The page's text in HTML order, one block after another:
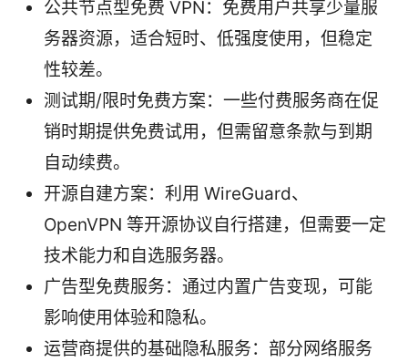
公共节点型免费 VPN：免费用户共享少量服
务器资源，适合短时、低强度使用，但稳定
性较差。
测试期/限时免费方案：一些付费服务商在促
销时期提供免费试用，但需留意条款与到期
自动续费。
开源自建方案：利用 WireGuard、
OpenVPN 等开源协议自行搭建，但需要一定
技术能力和自选服务器。
广告型免费服务：通过内置广告变现，可能
影响使用体验和隐私。
运营商提供的基础隐私服务：部分网络服务